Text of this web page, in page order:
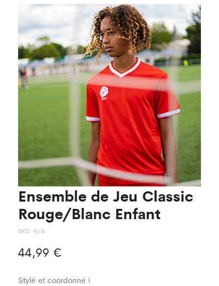
Ensemble de Jeu Classic
Rouge/Blanc Enfant
SKU: N/A
44,99 €
Stylé et coordonné !